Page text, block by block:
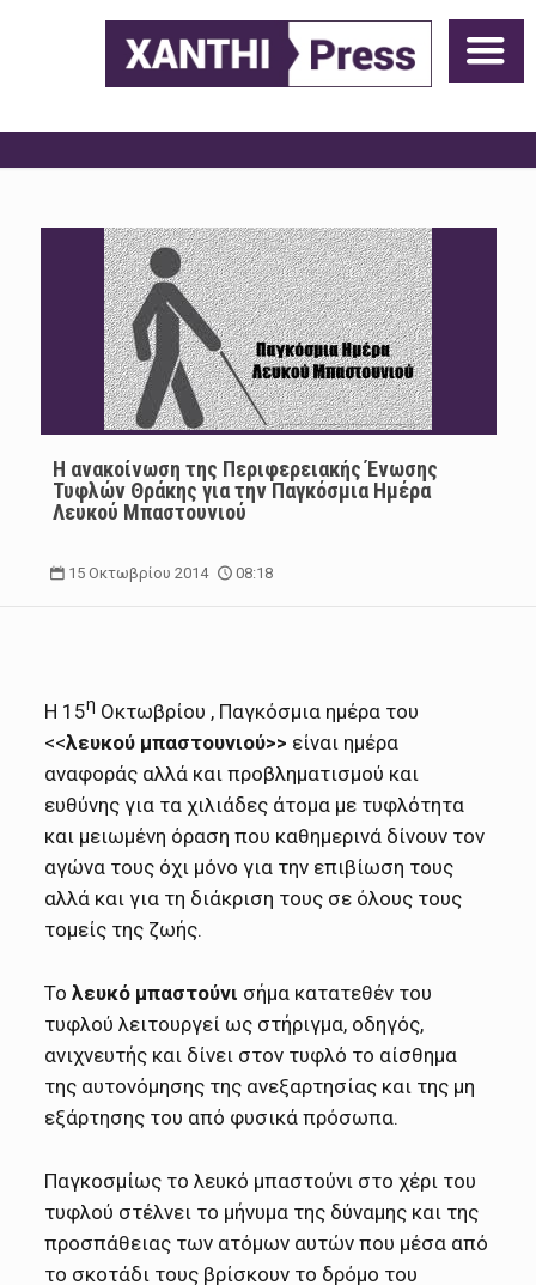
H ανακοίνωση της Περιφερειακής Ένωσης
Τυφλών Θράκης για την Παγκόσμια Ημέρα
Λευκού Μπαστουνιού
15 Οκτωβρίου 2014 08:18
Η 15η Οκτωβρίου , Παγκόσμια ημέρα του
<<λευκού μπαστουνιού>> είναι ημέρα
αναφοράς αλλά και προβληματισμού και
ευθύνης για τα χιλιάδες άτομα με τυφλότητα
και μειωμένη όραση που καθημερινά δίνουν τον
αγώνα τους όχι μόνο για την επιβίωση τους
αλλά και για τη διάκριση τους σε όλους τους
τομείς της ζωής.
Τολευκό μπαστούνι σήμα κατατεθέν του
τυφλού λειτουργεί ως στήριγμα, οδηγός,
ανιχνευτής και δίνει στον τυφλό το αίσθημα
της αυτονόμησης της ανεξαρτησίας και της μη
εξάρτησης του από φυσικά πρόσωπα.
Παγκοσμίως το λευκό μπαστούνι στο χέρι του
τυφλού στέλνει το μήνυμα της δύναμης και της
προσπάθειας των ατόμων αυτών που μέσα από
το σκοτάδι τους βρίσκουν το δρόμο του